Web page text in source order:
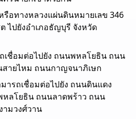
อทางหลวงแผ่นดินหมายเลข 346
ไปยังอำเภอธัญบุรี จังหวัด
เชื่อมต่อไปยัง ถนนพหลโยธิน ถนน
ายไหม ถนนกาญจนาภิเษก
ารถเชื่อมต่อไปยัง ถนนดินแดง
ลโยธิน ถนนลาดพร้าว ถนน
ามวงศ์วาน